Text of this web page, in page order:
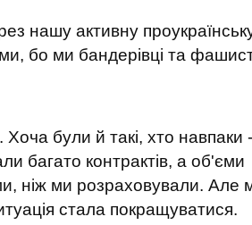
нашу активну
бо ми бандерівці та
були й такі, хто навпаки -
багато контрактів, а об'єми
ніж ми розраховували. Але
стала покращуватися.